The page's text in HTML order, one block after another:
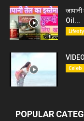
Oil...
Celeb
POPULAR